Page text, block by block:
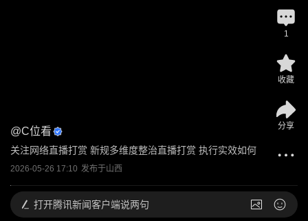
@C位看
关注网络直播打赏 新规多维度整治直播打赏 执行实效如何
2026-05-26 17:10 发布于山西
1
收藏
分享
打开腾讯新闻客户端说两句